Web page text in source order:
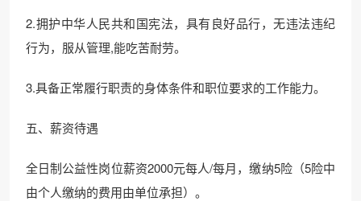
2.拥护中华人民共和国宪法，具有良好品行，无违法违纪
行为，服从管理,能吃苦耐劳。
3.具备正常履行职责的身体条件和职位要求的工作能力。
五、薪资待遇
全日制公益性岗位薪资2000元每人/每月，缴纳5险（5险中
由个人缴纳的费用由单位承担）。